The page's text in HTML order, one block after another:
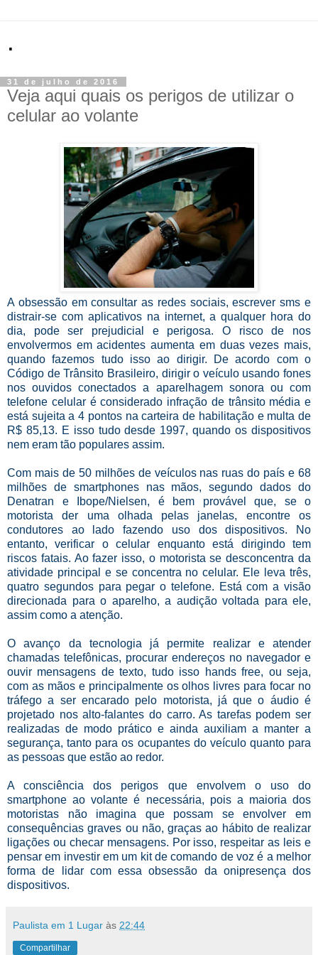
.
31 de julho de 2016
Veja aqui quais os perigos de utilizar o
celular ao volante
A obsessão em consultar as redes sociais, escrever sms e
distrair-se com aplicativos na internet, a qualquer hora do
dia, pode ser prejudicial e perigosa. O risco de nos
envolvermos em acidentes aumenta em duas vezes mais,
quando fazemos tudo isso ao dirigir. De acordo com o
Código de Trânsito Brasileiro, dirigir o veículo usando fones
nos ouvidos conectados a aparelhagem sonora ou com
telefone celular é considerado infração de trânsito média e
está sujeita a 4 pontos na carteira de habilitação e multa de
R$ 85,13. E isso tudo desde 1997, quando os dispositivos
nem eram tão populares assim.
Com mais de 50 milhões de veículos nas ruas do país e 68
milhões de smartphones nas mãos, segundo dados do
Denatran e Ibope/Nielsen, é bem provável que, se o
motorista der uma olhada pelas janelas, encontre os
condutores ao lado fazendo uso dos dispositivos. No
entanto, verificar o celular enquanto está dirigindo tem
riscos fatais. Ao fazer isso, o motorista se desconcentra da
atividade principal e se concentra no celular. Ele leva três,
quatro segundos para pegar o telefone. Está com a visão
direcionada para o aparelho, a audição voltada para ele,
assim como a atenção.
O avanço da tecnologia já permite realizar e atender
chamadas telefônicas, procurar endereços no navegador e
ouvir mensagens de texto, tudo isso hands free, ou seja,
com as mãos e principalmente os olhos livres para focar no
tráfego a ser encarado pelo motorista, já que o áudio é
projetado nos alto-falantes do carro. As tarefas podem ser
realizadas de modo prático e ainda auxiliam a manter a
segurança, tanto para os ocupantes do veículo quanto para
as pessoas que estão ao redor.
A consciência dos perigos que envolvem o uso do
smartphone ao volante é necessária, pois a maioria dos
motoristas não imagina que possam se envolver em
consequências graves ou não, graças ao hábito de realizar
ligações ou checar mensagens. Por isso, respeitar as leis e
pensar em investir em um kit de comando de voz é a melhor
forma de lidar com essa obsessão da onipresença dos
dispositivos.
Paulista em 1 Lugar às 22:44
Compartilhar